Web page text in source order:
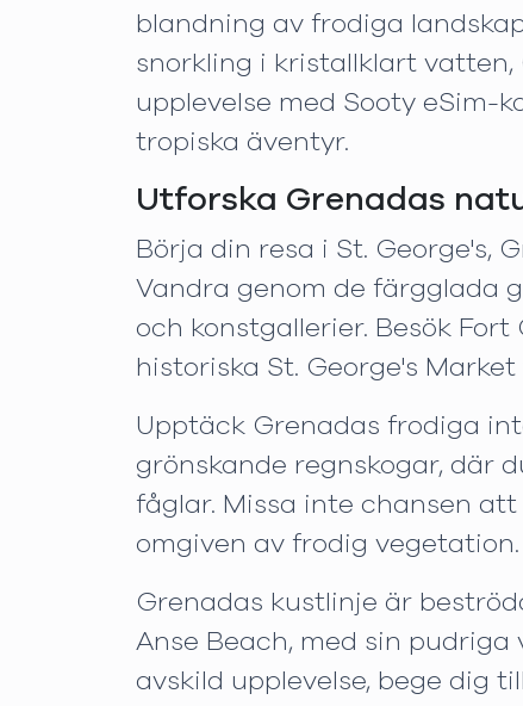
blandning av frodiga
snorkling i kristallklart
upplevelse med Sooty eSim-
tropiska äventyr.
Utforska Grenadas
Börja din resa i St. George's,
Vandra genom de färgglada
och konstgallerier. Besök
historiska St. George's
Upptäck Grenadas frodiga
grönskande regnskogar, där
fåglar. Missa inte chansen
omgiven av frodig vegetation.
Grenadas kustlinje är
Anse Beach, med sin
avskild upplevelse, bege dig